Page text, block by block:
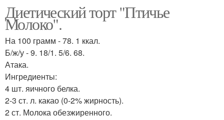
Диетический торт "Птичье
Молоко".
На 100 грамм - 78. 1 ккал.
Б/ж/у - 9. 18/1. 5/6. 68.
Атака.
Ингредиенты:
4 шт. яичного белка.
2-3 ст. л. какао (0-2% жирность).
2 ст. Молока обезжиренного.